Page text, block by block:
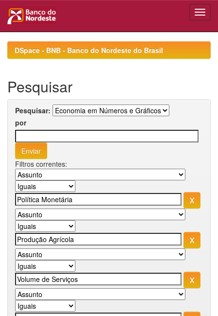
navigationDSpace - BNB - Banco do Nordeste do Brasil
Pesquisar
Pesquisar:
por
Filtros correntes: